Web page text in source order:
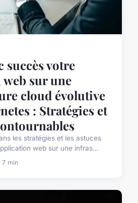
succès votre
sur une
cloud évolutive
: Stratégies et
les stratégies et les astuces
web sur une infras...
7 min